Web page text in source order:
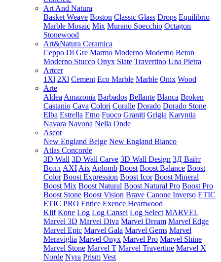
Art And Natura
Basket Weave Boston Classic Glass Drops Equilibrio
Marble Mosaic Mix Murano Specchio Octagon
Stonewood
Art&Natura Ceramica
Ceppo Di Gre Marmo Moderno Moderno Beton
Moderno Stucco Onyx Slate Travertino Una Pietra
Artcer
1Xl 2Xl Cement Eco Marble Marble Onix Wood
Arte
Aldea Amazonia Barbados Bellante Blanca Broken
Castanio Cava Colori Coralle Dorado Dorado Stone
Elba Estrella Etno Fuoco Graniti Grigia Karyntia
Navara Navona Nella Onde
Ascot
New England Beige New England Bianco
Atlas Concorde
3D Wall 3D Wall Carve 3D Wall Design 3Д Вайт
Волл AXI Aix Aplomb Boost Boost Balance Boost
Color Boost Expression Boost Icor Boost Mineral
Boost Mix Boost Natural Boost Natural Pro Boost Pro
Boost Stone Boost Vision Brave Canone Inverso ETIC
ETIC PRO Entice Exence Heartwood
Klif Kone Log Log Cansei Log Select MARVEL
Marvel 3D Marvel Diva Marvel Dream Marvel Edge
Marvel Epic Marvel Gala Marvel Gems Marvel
Meraviglia Marvel Onyx Marvel Pro Marvel Shine
Marvel Stone Marvel T Marvel Travertine Marvel X
Norde Nyra Prism Vest